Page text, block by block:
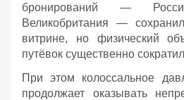
бронирований —
Великобритания —
витрине, но физический
путёвок существенно
При этом колоссальное
продолжает оказывать